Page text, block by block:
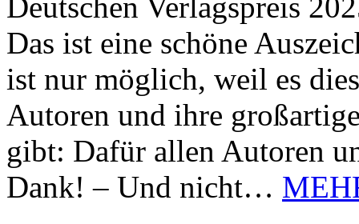
Das ist eine schöne
ist nur möglich, weil es
Autoren und ihre
gibt: Dafür allen Autoren
Dank! – Und nicht…